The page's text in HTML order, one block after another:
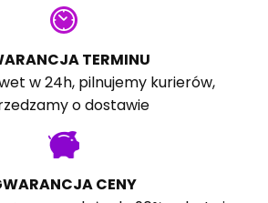
TERMINU
w 24h, pilnujemy kurierów,
o dostawie
CENY